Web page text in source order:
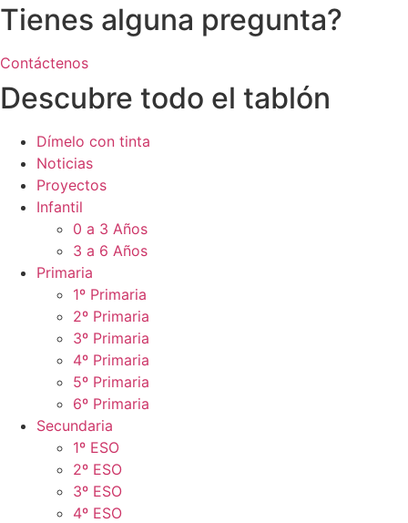
Tienes alguna pregunta?
Contáctenos
Descubre todo el tablón
Dímelo con tinta
Noticias
Proyectos
Infantil
0 a 3 Años
3 a 6 Años
Primaria
1º Primaria
2º Primaria
3º Primaria
4º Primaria
5º Primaria
6º Primaria
Secundaria
1º ESO
2º ESO
3º ESO
4º ESO